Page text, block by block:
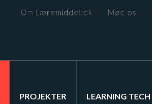
Om Læremiddel.dk Mød os
PROJEKTER LEARNING TECH